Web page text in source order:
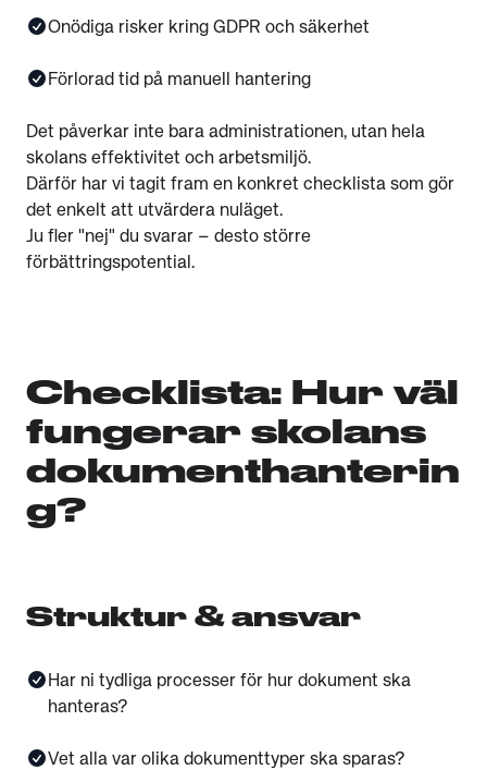
Onödiga risker kring GDPR och säkerhet
Förlorad tid på manuell hantering
Det påverkar inte bara administrationen, utan hela
skolans effektivitet och arbetsmiljö.
Därför har vi tagit fram en konkret checklista som gör
det enkelt att utvärdera nuläget.
Ju fler "nej" du svarar – desto större
förbättringspotential.
Checklista: Hur väl
fungerar skolans
dokumenthanterin
g?
Struktur & ansvar
Har ni tydliga processer för hur dokument ska
hanteras?
Vet alla var olika dokumenttyper ska sparas?